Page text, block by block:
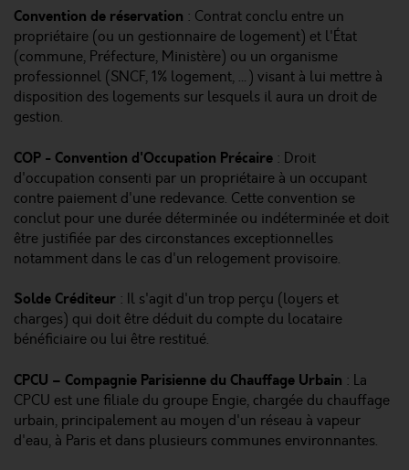
Convention de réservation : Contrat conclu entre un
propriétaire (ou un gestionnaire de logement) et l'État
(commune, Préfecture, Ministère) ou un organisme
professionnel (SNCF, 1% logement, …) visant à lui mettre à
disposition des logements sur lesquels il aura un droit de
gestion.
COP - Convention d'Occupation Précaire : Droit
d'occupation consenti par un propriétaire à un occupant
contre paiement d'une redevance. Cette convention se
conclut pour une durée déterminée ou indéterminée et doit
être justifiée par des circonstances exceptionnelles
notamment dans le cas d'un relogement provisoire.
Solde Créditeur : Il s'agit d'un trop perçu (loyers et
charges) qui doit être déduit du compte du locataire
bénéficiaire ou lui être restitué.
CPCU – Compagnie Parisienne du Chauffage Urbain : La
CPCU est une filiale du groupe Engie, chargée du chauffage
urbain, principalement au moyen d'un réseau à vapeur
d'eau, à Paris et dans plusieurs communes environnantes.